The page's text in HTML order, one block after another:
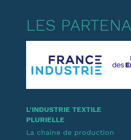
LES
L'INDUSTRIE TEXTILE
PLURIELLE
La chaine de production